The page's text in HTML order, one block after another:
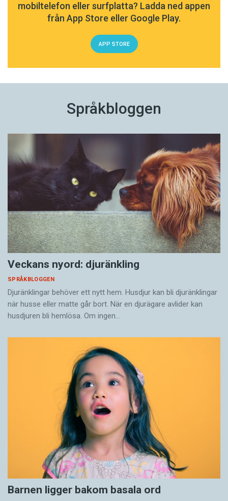
mobiltelefon eller surfplatta? Ladda ned appen
från App Store eller Google Play.
APP STORE
Språkbloggen
Veckans nyord: djuränkling
SPRÅKBLOGGEN
Djuränklingar behöver ett nytt hem. Husdjur kan bli djuränklingar
när husse eller matte går bort. När en djurägare avlider kan
husdjuren bli hemlösa. Om ingen…
Barnen ligger bakom basala ord